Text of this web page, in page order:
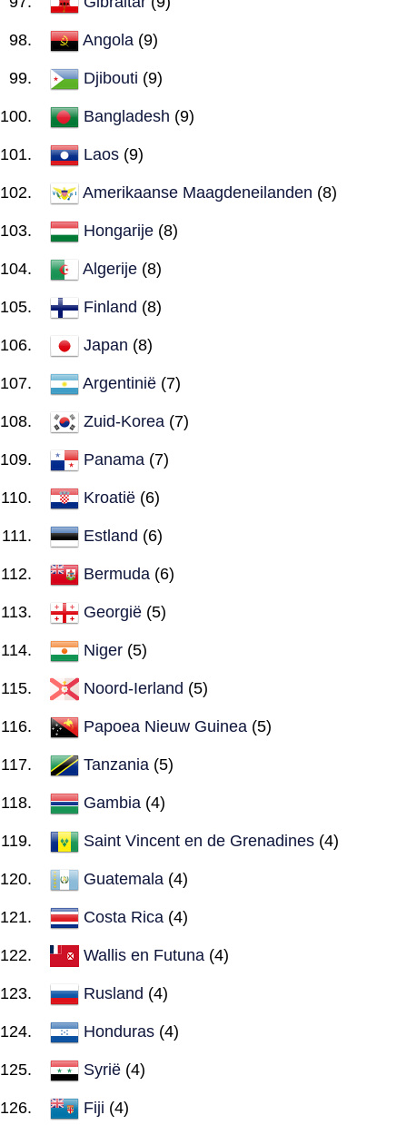
Angola (9)
Djibouti (9)
Bangladesh (9)
Laos (9)
Amerikaanse Maagdeneilanden (8)
Hongarije (8)
Algerije (8)
Finland (8)
Japan (8)
Argentinië (7)
Zuid-Korea (7)
Panama (7)
Kroatië (6)
Estland (6)
Bermuda (6)
Georgië (5)
Niger (5)
Noord-Ierland (5)
Papoea Nieuw Guinea (5)
Tanzania (5)
Gambia (4)
Saint Vincent en de Grenadines (4)
Guatemala (4)
Costa Rica (4)
Wallis en Futuna (4)
Rusland (4)
Honduras (4)
Syrië (4)
Fiji (4)